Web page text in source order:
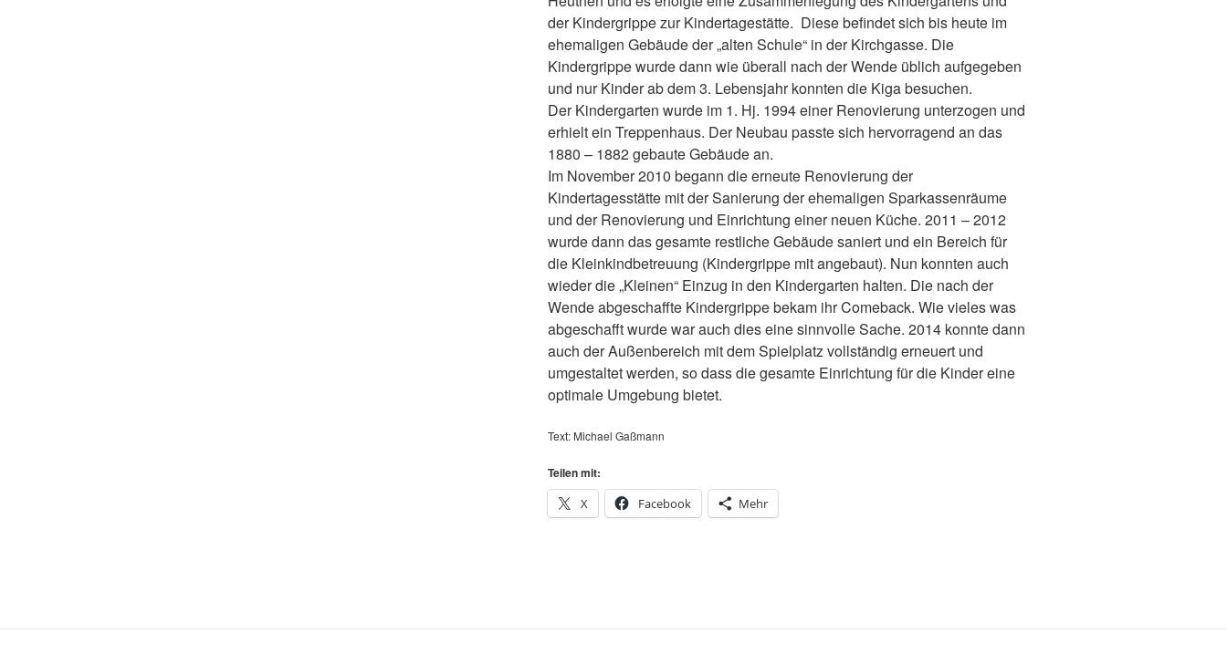
der Kindergrippe zur Kindertagestätte. Diese befindet sich bis heute im
ehemaligen Gebäude der „alten Schule“ in der Kirchgasse. Die
Kindergrippe wurde dann wie überall nach der Wende üblich aufgegeben
und nur Kinder ab dem 3. Lebensjahr konnten die Kiga besuchen.
Der Kindergarten wurde im 1. Hj. 1994 einer Renovierung unterzogen und
erhielt ein Treppenhaus. Der Neubau passte sich hervorragend an das
1880 – 1882 gebaute Gebäude an.
Im November 2010 begann die erneute Renovierung der
Kindertagesstätte mit der Sanierung der ehemaligen Sparkassenräume
und der Renovierung und Einrichtung einer neuen Küche. 2011 – 2012
wurde dann das gesamte restliche Gebäude saniert und ein Bereich für
die Kleinkindbetreuung (Kindergrippe mit angebaut). Nun konnten auch
wieder die „Kleinen“ Einzug in den Kindergarten halten. Die nach der
Wende abgeschaffte Kindergrippe bekam ihr Comeback. Wie vieles was
abgeschafft wurde war auch dies eine sinnvolle Sache. 2014 konnte dann
auch der Außenbereich mit dem Spielplatz vollständig erneuert und
umgestaltet werden, so dass die gesamte Einrichtung für die Kinder eine
optimale Umgebung bietet.
Text: Michael Gaßmann
Teilen mit:
X
Facebook Mehr